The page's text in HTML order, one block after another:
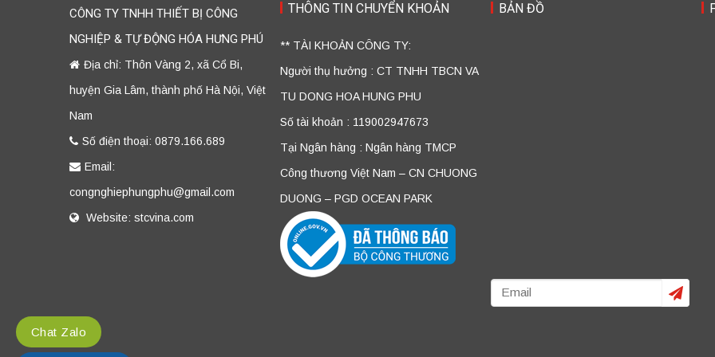
CÔNG TY TNHH THIẾT BỊ CÔNG
NGHIỆP & TỰ ĐỘNG HÓA HƯNG PHÚ
Địa chỉ: Thôn Vàng 2, xã Cổ Bi,
huyện Gia Lâm, thành phố Hà Nội, Việt
Nam
Số điện thoại: 0879.166.689
Email:
congnghiephungphu@gmail.com
Website: stcvina.com
THÔNG TIN CHUYỂN KHOẢN
** TÀI KHOẢN CÔNG TY:
Người thụ hưởng : CT TNHH TBCN VA
TU DONG HOA HUNG PHU
Số tài khoản : 119002947673
Tại Ngân hàng : Ngân hàng TMCP
Công thương Việt Nam – CN CHUONG
DUONG – PGD OCEAN PARK
Chat Zalo
BẢN ĐỒ